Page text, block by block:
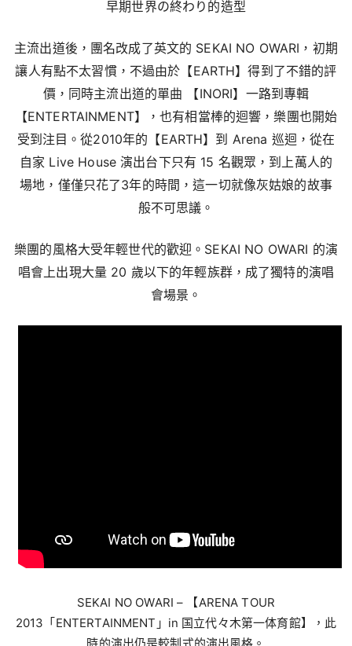
早期世界の終わり的造型
主流出道後，團名改成了英文的 SEKAI NO OWARI，初期
讓人有點不太習慣，不過由於【EARTH】得到了不錯的評
價，同時主流出道的單曲 【INORI】一路到專輯
【ENTERTAINMENT】，也有相當棒的迴響，樂團也開始
受到注目。從2010年的【EARTH】到 Arena 巡迴，從在
自家 Live House 演出台下只有 15 名觀眾，到上萬人的
場地，僅僅只花了3年的時間，這一切就像灰姑娘的故事
般不可思議。
樂團的風格大受年輕世代的歡迎。SEKAI NO OWARI 的演
唱會上出現大量 20 歲以下的年輕族群，成了獨特的演唱
會場景。
SEKAI NO OWARI – 【ARENA TOUR
2013「ENTERTAINMENT」in 国立代々木第一体育館】，此